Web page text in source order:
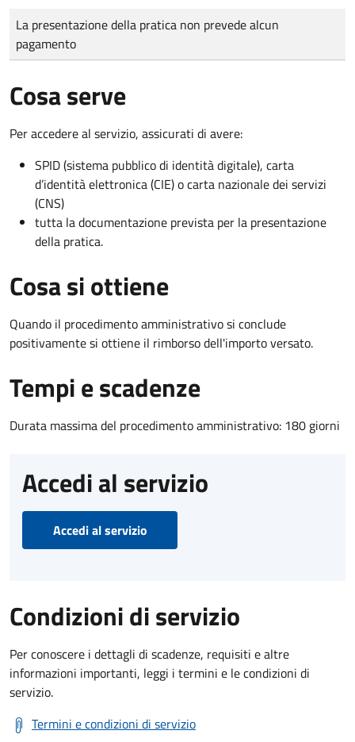
Tipo di pagamento
Importo
La presentazione della pratica non prevede alcun
pagamento
Cosa serve
Per accedere al servizio, assicurati di avere:
SPID (sistema pubblico di identità digitale), carta
d’identità elettronica (CIE) o carta nazionale dei servizi
(CNS)
tutta la documentazione prevista per la presentazione
della pratica.
Cosa si ottiene
Quando il procedimento amministrativo si conclude
positivamente si ottiene il rimborso dell'importo versato.
Tempi e scadenze
Durata massima del procedimento amministrativo: 180 giorni
Accedi al servizio
Accedi al servizio
Condizioni di servizio
Per conoscere i dettagli di scadenze, requisiti e altre
informazioni importanti, leggi i termini e le condizioni di
servizio.
Termini e condizioni di servizio